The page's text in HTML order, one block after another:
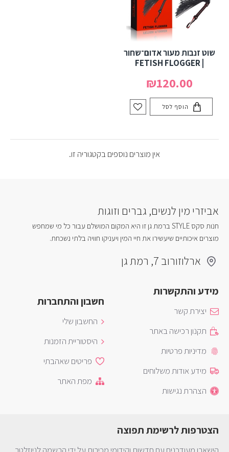
שוט זנבות מעור אדום־שחור
| FETISH FLOGGER
₪120.00
הוסף לסל
אין מוצרים נוספים בקטגוריה זו.
אביזרי מין לנשים, גברים וזוגות
חנות סקס STYLE ברמת גן זו היא המקום המושלם עבור כל מי שמחפש
מוצרים איכותיים שיעשירו את חיי המין ויעניקו חוויה בלתי נשכחת.
ארלוזורוב 7, רמת גן
מידע והתקשרות
יצירת קשר
תקנון רכישה באתר
מדיניות פרטיות
מידע אודות משלוחים
הצהרת נגישות
חשבון והתחברות
החשבון שלי
היסטוריית הזמנות
פריטים שאהבתי
מפת האתר
הצטרפות לרשימת תפוצה